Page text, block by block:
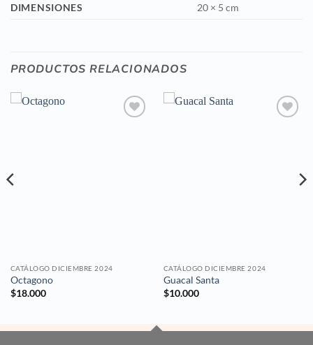
DIMENSIONES 20 × 5 cm
PRODUCTOS RELACIONADOS
CATÁLOGO DICIEMBRE 2024
Octagono
$18.000
CATÁLOGO DICIEMBRE 2024
Guacal Santa
$10.000